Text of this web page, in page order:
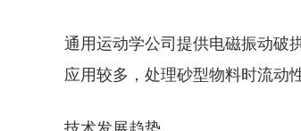
通用运动学公司提供电磁振动破
应用较多，处理砂型物料时流动